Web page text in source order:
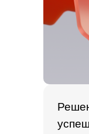
Узнайте,
можно